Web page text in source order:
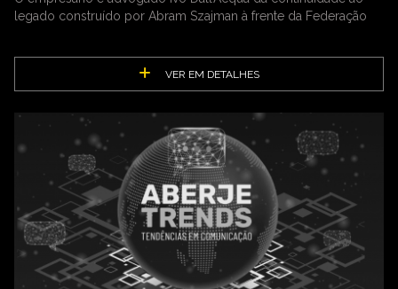
legado construído por Abram Szajman à frente da Federação
VER EM DETALHES